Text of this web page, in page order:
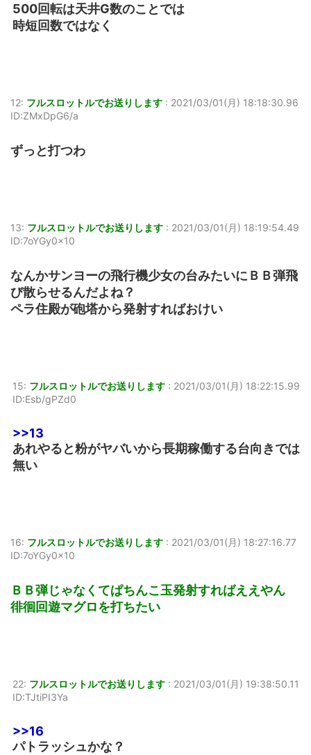
500回転は天井G数のことでは
時短回数ではなく
12: フルスロットルでお送りします : 2021/03/01(月) 18:18:30.96
ID:ZMxDpG6/a
ずっと打つわ
13: フルスロットルでお送りします : 2021/03/01(月) 18:19:54.49
ID:7oYGy0x10
なんかサンヨーの飛行機少女の台みたいにＢＢ弾飛
び散らせるんだよね？
ペラ住殿が砲塔から発射すればおけい
15: フルスロットルでお送りします : 2021/03/01(月) 18:22:15.99
ID:Esb/gPZd0
>>13
あれやると粉がヤバいから長期稼働する台向きでは
無い
16: フルスロットルでお送りします : 2021/03/01(月) 18:27:16.77
ID:7oYGy0x10
ＢＢ弾じゃなくてぱちんこ玉発射すればええやん
徘徊回遊マグロを打ちたい
22: フルスロットルでお送りします : 2021/03/01(月) 19:38:50.11
ID:TJtiPI3Ya
>>16
パトラッシュかな？